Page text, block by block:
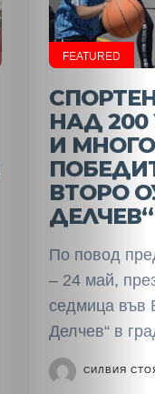
FEATURED
НАД
И МНОГО
ВТОРО
ДЕЛЧЕВ“
По повод
– 24 май,
седмица във
Делчев“ в
СИЛВИЯ